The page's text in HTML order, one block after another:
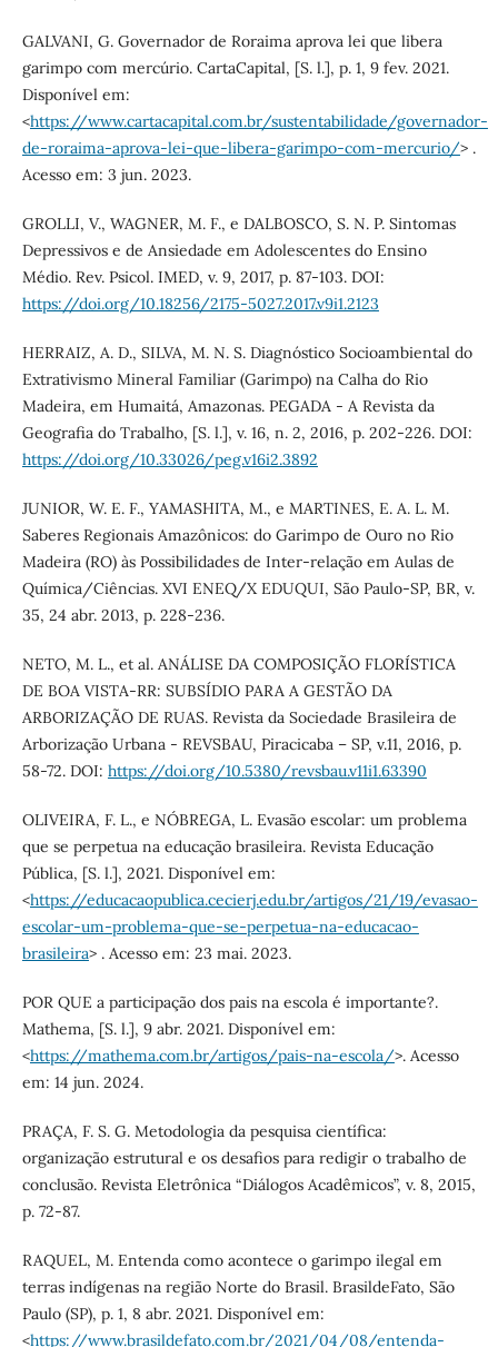
GALVANI, G. Governador de Roraima aprova lei que libera
garimpo com mercúrio. CartaCapital, [S. l.], p. 1, 9 fev. 2021.
Disponível em:
<https://www.cartacapital.com.br/sustentabilidade/governador-
de-roraima-aprova-lei-que-libera-garimpo-com-mercurio/> .
Acesso em: 3 jun. 2023.
GROLLI, V., WAGNER, M. F., e DALBOSCO, S. N. P. Sintomas
Depressivos e de Ansiedade em Adolescentes do Ensino
Médio. Rev. Psicol. IMED, v. 9, 2017, p. 87-103. DOI:
https://doi.org/10.18256/2175-5027.2017.v9i1.2123
HERRAIZ, A. D., SILVA, M. N. S. Diagnóstico Socioambiental do
Extrativismo Mineral Familiar (Garimpo) na Calha do Rio
Madeira, em Humaitá, Amazonas. PEGADA - A Revista da
Geografia do Trabalho, [S. l.], v. 16, n. 2, 2016, p. 202-226. DOI:
https://doi.org/10.33026/peg.v16i2.3892
JUNIOR, W. E. F., YAMASHITA, M., e MARTINES, E. A. L. M.
Saberes Regionais Amazônicos: do Garimpo de Ouro no Rio
Madeira (RO) às Possibilidades de Inter-relação em Aulas de
Química/Ciências. XVI ENEQ/X EDUQUI, São Paulo-SP, BR, v.
35, 24 abr. 2013, p. 228-236.
NETO, M. L., et al. ANÁLISE DA COMPOSIÇÃO FLORÍSTICA
DE BOA VISTA-RR: SUBSÍDIO PARA A GESTÃO DA
ARBORIZAÇÃO DE RUAS. Revista da Sociedade Brasileira de
Arborização Urbana - REVSBAU, Piracicaba – SP, v.11, 2016, p.
58-72. DOI: https://doi.org/10.5380/revsbau.v11i1.63390
OLIVEIRA, F. L., e NÓBREGA, L. Evasão escolar: um problema
que se perpetua na educação brasileira. Revista Educação
Pública, [S. l.], 2021. Disponível em:
<https://educacaopublica.cecierj.edu.br/artigos/21/19/evasao-
escolar-um-problema-que-se-perpetua-na-educacao-
brasileira> . Acesso em: 23 mai. 2023.
POR QUE a participação dos pais na escola é importante?.
Mathema, [S. l.], 9 abr. 2021. Disponível em:
<https://mathema.com.br/artigos/pais-na-escola/>. Acesso
em: 14 jun. 2024.
PRAÇA, F. S. G. Metodologia da pesquisa científica:
organização estrutural e os desafios para redigir o trabalho de
conclusão. Revista Eletrônica “Diálogos Acadêmicos”, v. 8, 2015,
p. 72-87.
RAQUEL, M. Entenda como acontece o garimpo ilegal em
terras indígenas na região Norte do Brasil. BrasildeFato, São
Paulo (SP), p. 1, 8 abr. 2021. Disponível em:
<https://www.brasildefato.com.br/2021/04/08/entenda-